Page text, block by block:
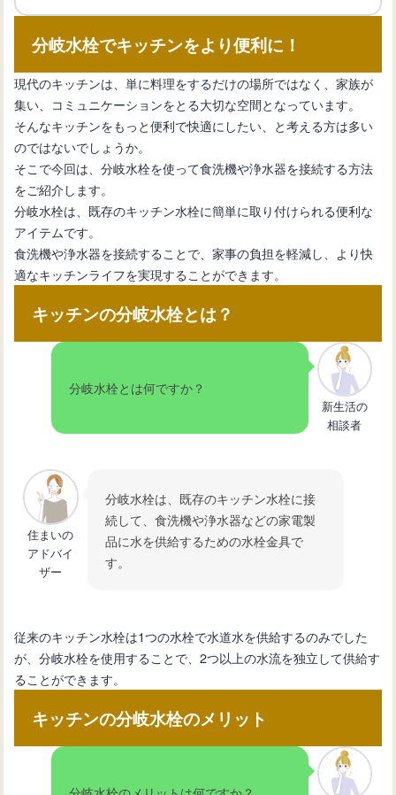
キッチン収納を効率化！マグネットフ
キッチンに機能的なマグネットボード
キッチンスペースを効果的に活用！マ
キッチンを変える！マグネット活用術
とは？
スタイリッシュで実用的なキッチンマ
兼用で効率的に活用
分岐水栓でキッチンをより便利に！
現代のキッチンは、単に料理をするだけの場所ではなく、家族が
集い、コミュニケーションをとる大切な空間となっています。
そんなキッチンをもっと便利で快適にしたい、と考える方は多い
のではないでしょうか。
そこで今回は、分岐水栓を使って食洗機や浄水器を接続する方法
をご紹介します。
分岐水栓は、既存のキッチン水栓に簡単に取り付けられる便利な
アイテムです。
食洗機や浄水器を接続することで、家事の負担を軽減し、より快
適なキッチンライフを実現することができます。
キッチンの分岐水栓とは？
分岐水栓とは何ですか？
新生活の
相談者
住まいの
アドバイ
ザー
分岐水栓は、既存のキッチン水栓に接
続して、食洗機や浄水器などの家電製
品に水を供給するための水栓金具で
す。
従来のキッチン水栓は1つの水栓で水道水を供給するのみでした
が、分岐水栓を使用することで、2つ以上の水流を独立して供給す
ることができます。
キッチンの分岐水栓のメリット